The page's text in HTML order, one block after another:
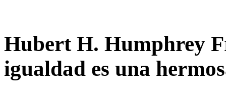
Hubert H. Humphrey
igualdad es una